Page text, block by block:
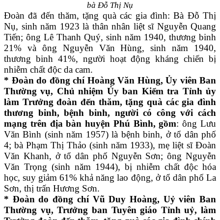
bà Đỗ Thị Nụ
Đoàn đã đến thăm, tặng quà các gia đình: Bà Đỗ Thị
Nụ, sinh năm 1923 là thân nhân liệt sĩ Nguyễn Quang
Tiến; ông Lê Thanh Quý, sinh năm 1940, thương binh
21% và ông Nguyễn Văn Hùng, sinh năm 1940,
thương binh 41%, người hoạt động kháng chiến bị
nhiễm chất độc da cam.
* Đoàn do đồng chí Hoàng Văn Hùng, Ủy viên Ban
Thường vụ, Chủ nhiệm Ủy ban Kiểm tra Tỉnh ủy
làm Trưởng đoàn đến thăm, tặng quà các gia đình
thương binh, bệnh binh, người có công với cách
mạng trên địa bàn huyện Phú Bình, gồm: ông Lưu
Văn Bình (sinh năm 1957) là bệnh binh, ở tổ dân phố
4; bà Phạm Thị Thảo (sinh năm 1933), mẹ liệt sĩ Đoàn
Văn Khanh, ở tổ dân phố Nguyễn Sơn; ông Nguyễn
Văn Trọng (sinh năm 1944), bị nhiễm chất độc hóa
học, suy giảm 61% khả năng lao động, ở tổ dân phố La
Sơn, thị trấn Hương Sơn.
* Đoàn do đồng chí Vũ Duy Hoàng, Uỷ viên Ban
Thường vụ, Trưởng ban Tuyên giáo Tỉnh uỷ, làm